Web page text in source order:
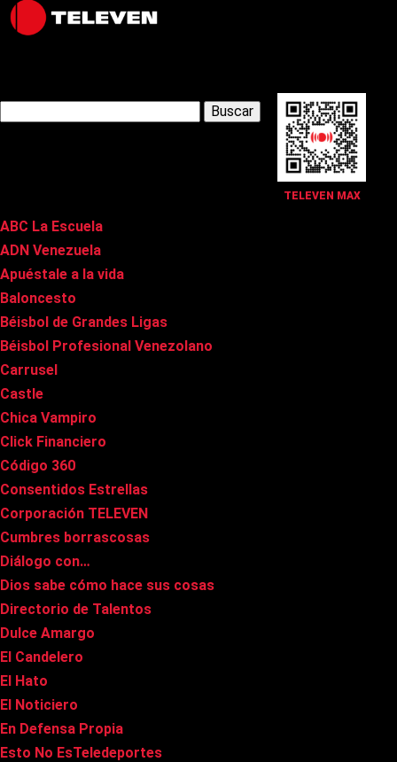
TELEVEN MAX
Latest Posts
ABC La Escuela
ADN Venezuela
Apuéstale a la vida
Baloncesto
Béisbol de Grandes Ligas
Béisbol Profesional Venezolano
Carrusel
Castle
Chica Vampiro
Click Financiero
Código 360
Consentidos Estrellas
Corporación TELEVEN
Cumbres borrascosas
Diálogo con…
Dios sabe cómo hace sus cosas
Directorio de Talentos
Dulce Amargo
El Candelero
El Hato
El Noticiero
En Defensa Propia
Esto No EsTeledeportes